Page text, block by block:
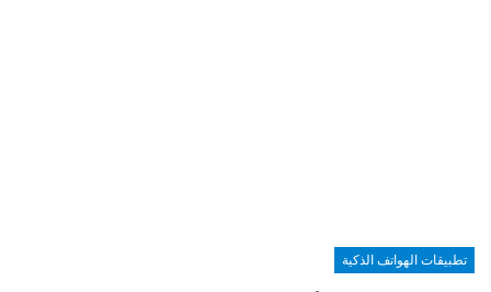
تطبيقات الهواتف الذكية